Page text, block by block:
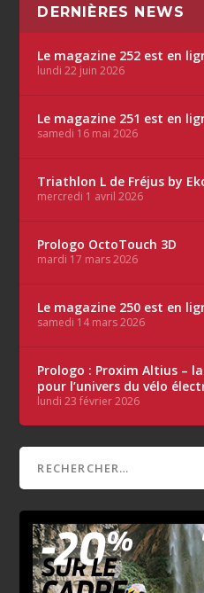
DERNIÈRES NEWS
Le magazine 252 est en
lundi 22 juin 2026
Le magazine 251 est en
samedi 16 mai 2026
Triathlon L de Fréjus by
mercredi 1 avril 2026
Prologo OctoTouch 3D
mardi 17 mars 2026
Le magazine 250 est en
samedi 14 mars 2026
Prologo : Proxim Altius –
pour l’univers du vélo
lundi 23 février 2026